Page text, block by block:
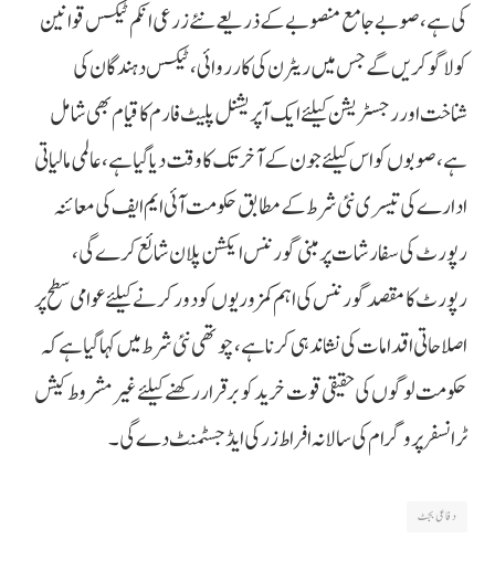
کی ہے، صوبے جامع منصوبے کے ذریعے نئے زرعی انکم ٹیکس قوانین
کو لاگو کریں گے جس میں ریٹرن کی کارروائی، ٹیکس دہندگان کی
شناخت اور رجسٹریشن کیلئے ایک آپریشنل پلیٹ فارم کا قیام بھی شامل
ہے، صوبوں کو اس کیلئے جون کے آخر تک کا وقت دیا گیا ہے، عالمی مالیاتی
ادارے کی تیسری نئی شرط کے مطابق حکومت آئی ایم ایف کی معائنہ
رپورٹ کی سفارشات پر مبنی گورننس ایکشن پلان شائع کرے گی،
رپورٹ کا مقصد گورننس کی اہم کمزوریوں کو دور کرنے کیلئے عوامی سطح پر
اصلاحاتی اقدامات کی نشاندہی کرنا ہے، چوتھی نئی شرط میں کہا گیا ہے کہ
حکومت لوگوں کی حقیقی قوت خرید کو برقرار رکھنے کیلئے غیر مشروط کیش
ٹرانسفر پروگرام کی سالانہ افراط زر کی ایڈجسٹمنٹ دے گی۔
دفاعی بجٹ